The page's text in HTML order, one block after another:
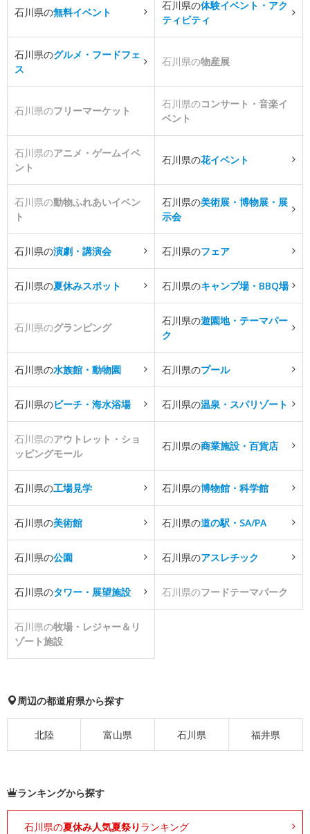
石川県の無料イベント
石川県の体験イベント・アク
ティビティ
石川県のグルメ・フードフェ
ス
石川県の物産展
石川県のフリーマーケット
石川県のコンサート・音楽イ
ベント
石川県のアニメ・ゲームイベ
ント
石川県の花イベント
石川県の動物ふれあいイベン
ト
石川県の美術展・博物展・展
示会
石川県の演劇・講演会 石川県のフェア
石川県の夏休みスポット 石川県のキャンプ場・BBQ場
石川県のグランピング
石川県の遊園地・テーマパー
ク
石川県の水族館・動物園 石川県のプール
石川県のビーチ・海水浴場 石川県の温泉・スパリゾート
石川県のアウトレット・ショ
ッピングモール
石川県の商業施設・百貨店
石川県の工場見学 石川県の博物館・科学館
石川県の美術館 石川県の道の駅・SA/PA
石川県の公園 石川県のアスレチック
石川県のタワー・展望施設 石川県のフードテーマパーク
石川県の牧場・レジャー＆リ
ゾート施設
周辺の都道府県から探す
北陸 富山県 石川県 福井県
ランキングから探す
石川県の夏休み人気夏祭り ランキング